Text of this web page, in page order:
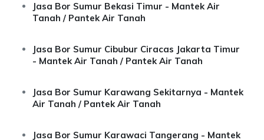
Jasa Bor Sumur Bekasi Timur - Mantek Air
Tanah / Pantek Air Tanah
Jasa Bor Sumur Cibubur Ciracas Jakarta Timur
- Mantek Air Tanah / Pantek Air Tanah
Jasa Bor Sumur Karawang Sekitarnya - Mantek
Air Tanah / Pantek Air Tanah
Jasa Bor Sumur Karawaci Tangerang - Mantek